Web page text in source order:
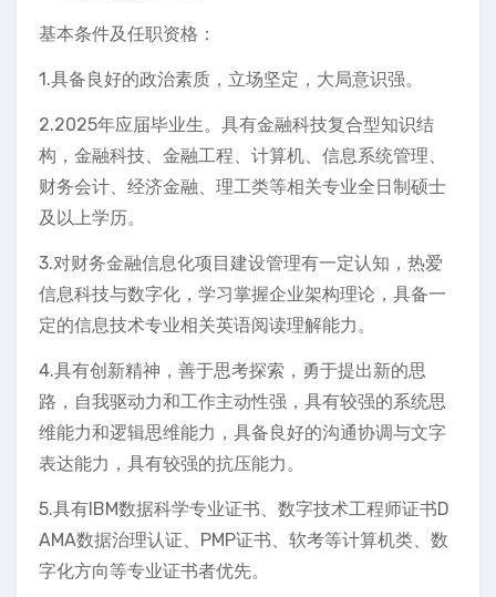
基本条件及任职资格：
1.具备良好的政治素质，立场坚定，大局意识强。
2.2025年应届毕业生。具有金融科技复合型知识结
构，金融科技、金融工程、计算机、信息系统管理、
财务会计、经济金融、理工类等相关专业全日制硕士
及以上学历。
3.对财务金融信息化项目建设管理有一定认知，热爱
信息科技与数字化，学习掌握企业架构理论，具备一
定的信息技术专业相关英语阅读理解能力。
4.具有创新精神，善于思考探索，勇于提出新的思
路，自我驱动力和工作主动性强，具有较强的系统思
维能力和逻辑思维能力，具备良好的沟通协调与文字
表达能力，具有较强的抗压能力。
5.具有IBM数据科学专业证书、数字技术工程师证书D
AMA数据治理认证、PMP证书、软考等计算机类、数
字化方向等专业证书者优先。